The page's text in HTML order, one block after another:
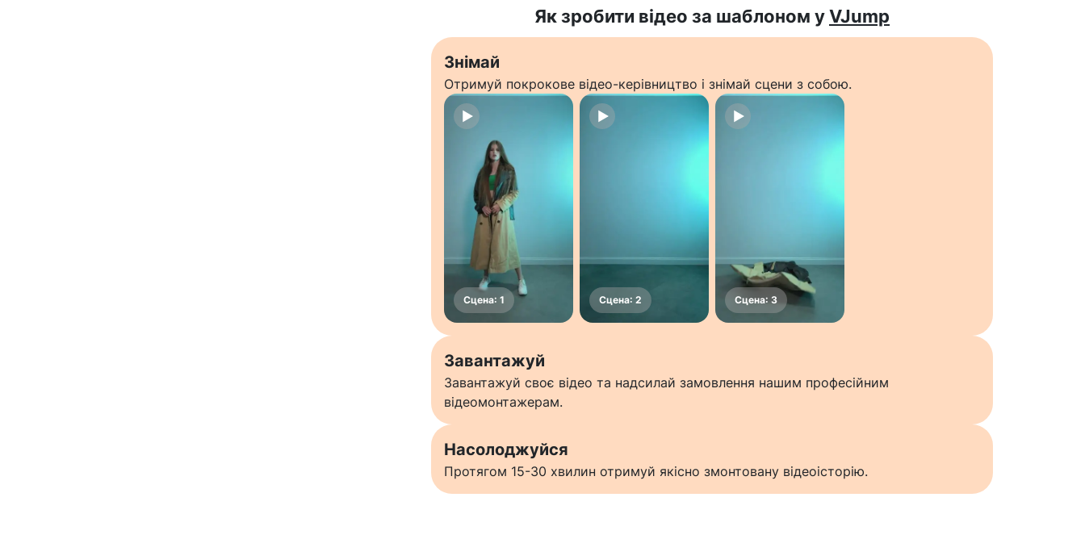
Як зробити відео за шаблоном уVJump
Знімай
Отримуй покрокове відео-керівництво і знімай сцени з собою.
Завантажуй
Завантажуй своє відео та надсилай замовлення нашим професійним
відеомонтажерам.
Насолоджуйся
Протягом 15-30 хвилин отримуй якісно змонтовану відеоісторію.